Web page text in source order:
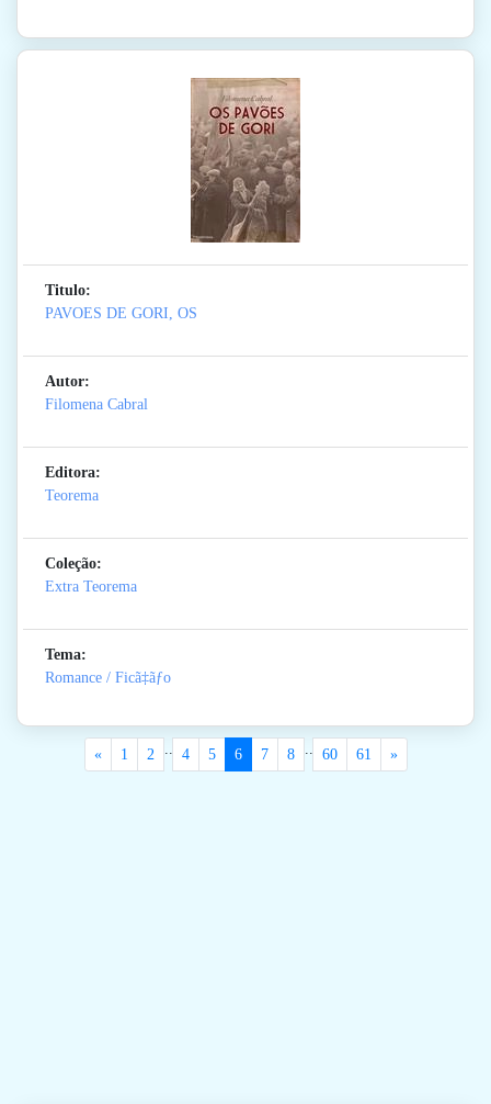
Titulo:
PAVOES DE GORI, OS
Autor:
Filomena Cabral
Editora:
Teorema
Coleção:
Extra Teorema
Tema:
Romance / Ficã‡ãƒo
« 1 2 .. 4 5 6 7 8 .. 60 61 »